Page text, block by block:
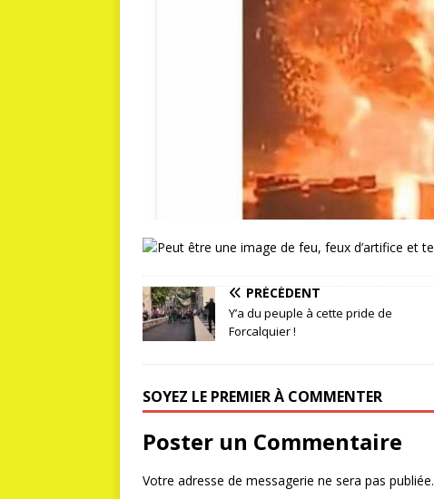
PRÉCÉDENT
Y’a du peuple à cette pride de
Forcalquier !
SOYEZ LE PREMIER À COMMENTER
Poster un Commentaire
Votre adresse de messagerie ne sera pas publiée.